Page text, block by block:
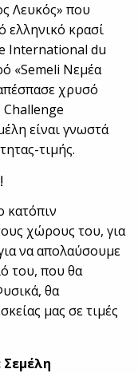
Λευκός» που
ελληνικό κρασί
International du
«Semeli Nεμέα
χρυσό
Challenge
είναι γνωστά
τιμής.
κατόπιν
χώρους του, για
να απολαύσουμε
του, που θα
θα
μας σε τιμές
Σεμέλη